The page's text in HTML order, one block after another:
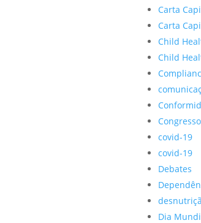
Carta
Carta
Child
Child
covid-19
covid-19
Debates
Dia